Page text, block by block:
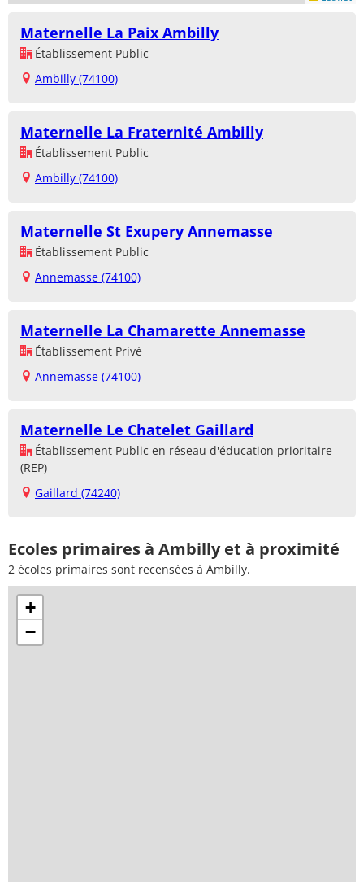
Maternelle La Paix Ambilly
Établissement Public
Ambilly (74100)
Maternelle La Fraternité Ambilly
Établissement Public
Ambilly (74100)
Maternelle St Exupery Annemasse
Établissement Public
Annemasse (74100)
Maternelle La Chamarette Annemasse
Établissement Privé
Annemasse (74100)
Maternelle Le Chatelet Gaillard
Établissement Public en réseau d'éducation prioritaire
(REP)
Gaillard (74240)
Ecoles primaires à Ambilly et à proximité
2 écoles primaires sont recensées à Ambilly.
+
−